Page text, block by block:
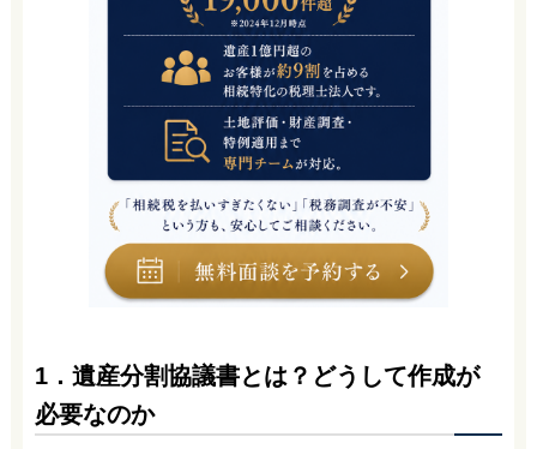
1．遺産分割協議書とは？どうして作成が
必要なのか